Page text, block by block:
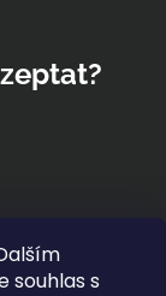
souhlas s